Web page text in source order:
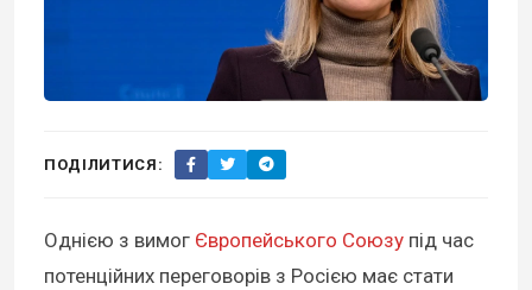
ПОДІЛИТИСЯ:
Однією з вимог Європейського Союзу під час
потенційних переговорів з Росією має стати